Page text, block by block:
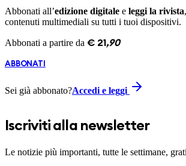
Abbonati all’edizione digitale e leggi la rivista
contenuti multimediali su tutti i tuoi dispositivi.
Abbonati a partire da € 21,90
ABBONATI
Sei già abbonato?Accedi e leggi
Iscriviti alla newsletter
Le notizie più importanti, tutte le settimane,